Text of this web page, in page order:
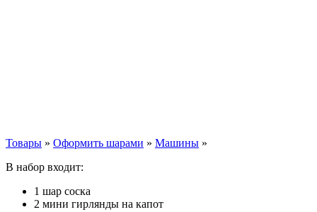
Товары » Оформить шарами » Машины »
В набор входит:
1 шар соска
2 мини гирлянды на капот